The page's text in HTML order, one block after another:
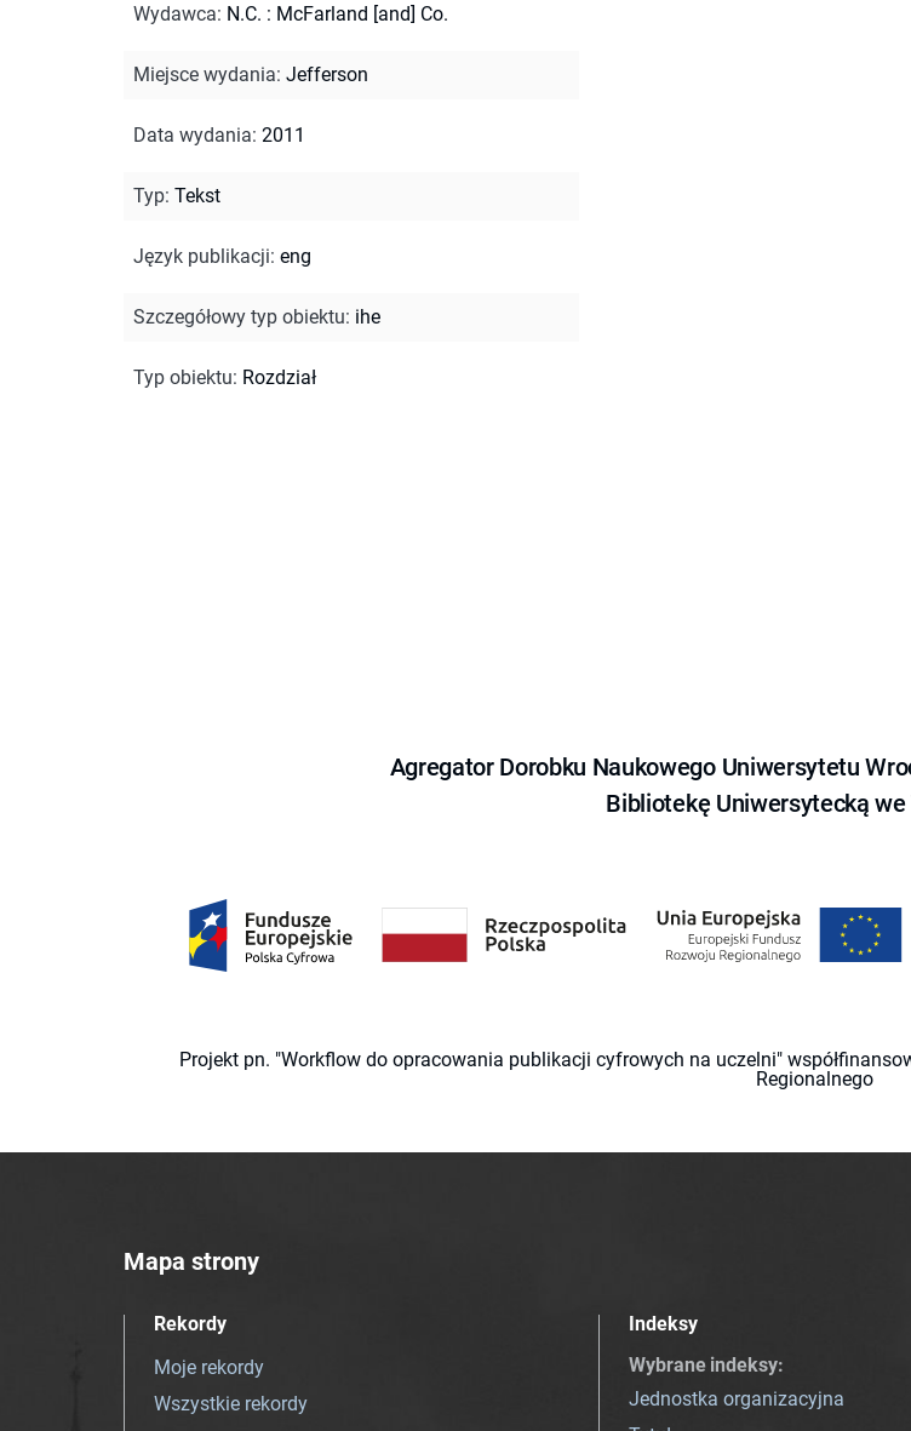
Wydawca: N.C. : McFarland [and] Co.
Miejsce wydania: Jefferson
Data wydania: 2011
Typ: Tekst
Język publikacji: eng
Szczegółowy typ obiektu: ihe
Typ obiektu: Rozdział
Agregator Dorobku Naukowego Uniwersytetu
Bibliotekę Uniwersytecką we
Projekt pn. "Workflow do opracowania publikacji cyfrowych na uczelni"
Regionalnego
Mapa strony
Rekordy
Moje rekordy
Wszystkie rekordy
Indeksy
Wybrane indeksy:
Jednostka organizacyjna